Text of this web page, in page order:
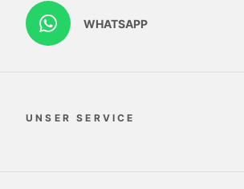
WHATSAPP
UNSER SERVICE